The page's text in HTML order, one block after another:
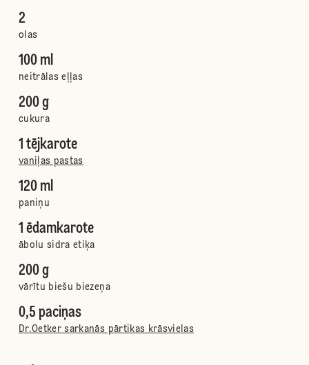
2
olas
100 ml
neitrālas eļļas
200 g
cukura
1 tējkarote
vaniļas pastas
120 ml
paniņu
1 ēdamkarote
ābolu sidra etiķa
200 g
vārītu biešu biezeņa
0,5 paciņas
Dr.Oetker sarkanās pārtikas krāsvielas